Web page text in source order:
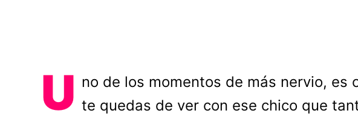
U no de los momentos de más nervio, es
te quedas de ver con ese chico que